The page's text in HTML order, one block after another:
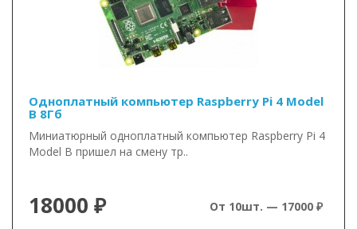
Одноплатный компьютер Raspberry Pi 4 Model
B 8Гб
Миниатюрный одноплатный компьютер Raspberry Pi 4
Model B пришел на смену тр..
18000 ₽ От 10шт. — 17000 ₽